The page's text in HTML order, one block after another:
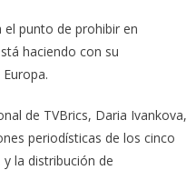
punto de prohibir en
haciendo con su
de TVBrics, Daria Ivankova,
periodísticas de los cinco
la distribución de